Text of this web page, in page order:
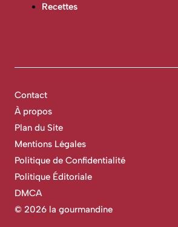
Recettes
© 2026 la gourmandine
Contact
À propos
Plan du Site
Mentions Légales
Politique de Confidentialité
Politique Éditoriale
DMCA